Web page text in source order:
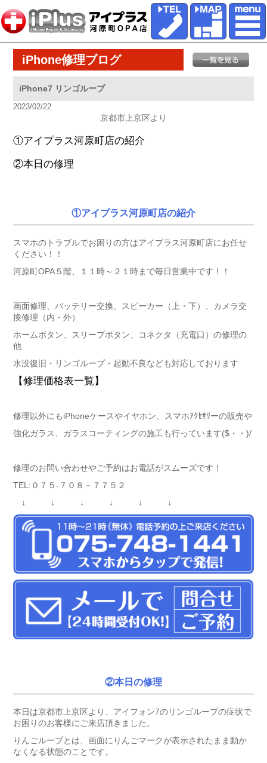
iPhone修理ブログ
iPhone7 リンゴループ
2023/02/22
京都市上京区より
①アイプラス河原町店の紹介
②本日の修理
①アイプラス河原町店の紹介
スマホのトラブルでお困りの方はアイプラス河原町店にお任せ
ください！！
河原町OPA５階、１１時～２１時まで毎日営業中です！！
画面修理、バッテリー交換、スピーカー（上・下）、カメラ交
換修理（内・外）
ホームボタン、スリープボタン、コネクタ（充電口）の修理の
他
水没復旧・リンゴループ・起動不良なども対応しております
【修理価格表一覧】
修理以外にもiPhoneケースやイヤホン、スマホｱｸｾｻﾘーの販売や
強化ガラス、ガラスコーティングの施工も行っています($・・)/
修理のお問い合わせやご予約はお電話がスムーズです！
TEL:０７５-７０８－７７５２
↓ ↓ ↓ ↓ ↓ ↓
②本日の修理
本日は京都市上京区より、アイフォン7のリンゴループの症状で
お困りのお客様にご来店頂きました。
りんごループとは、画面にりんごマークが表示されたまま動か
なくなる状態のことです。